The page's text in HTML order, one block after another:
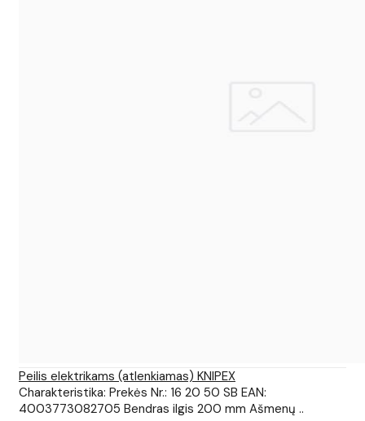
Peilis elektrikams (atlenkiamas) KNIPEX
Charakteristika: Prekės Nr.: 16 20 50 SB EAN:
4003773082705 Bendras ilgis 200 mm Ašmenų ..